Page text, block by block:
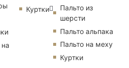
на
Куртки
Пальто из
шерсти
Пальто альпака
Пальто на меху
Куртки